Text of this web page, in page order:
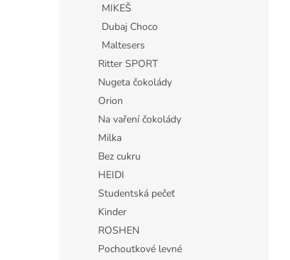
MIKEŠ
Dubaj Choco
Maltesers
Ritter SPORT
Nugeta čokolády
Orion
Na vaření čokolády
Milka
Bez cukru
HEIDI
Studentská pečeť
Kinder
ROSHEN
Pochoutkové levné